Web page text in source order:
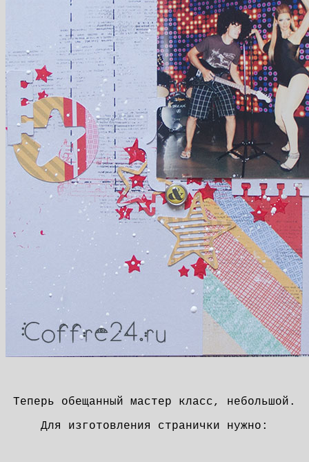
Теперь обещанный мастер класс, небольшой.
Для изготовления странички нужно: